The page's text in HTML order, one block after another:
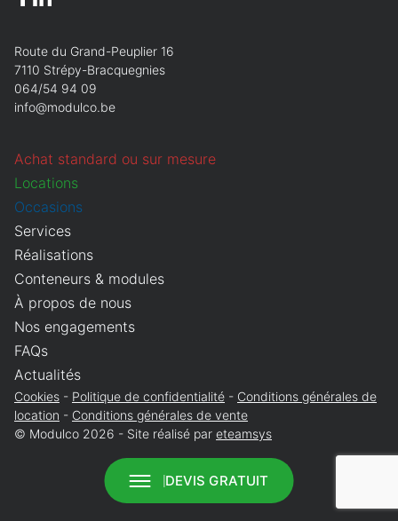
DEVIS GRATUIT
Téléphone Obligatoire
Vente Location
Annuler
Route du Grand-Peuplier 16
7110 Strépy-Bracquegnies
064/54 94 09
info@modulco.be
Achat standard ou sur mesure
Locations
Occasions
Services
Réalisations
Conteneurs & modules
À propos de nous
Nos engagements
FAQs
Actualités
© Modulco 2026 - Site réalisé par eteamsys
Cookies Politique de confidentialité
Conditions générales de
location
Conditions générales de vente